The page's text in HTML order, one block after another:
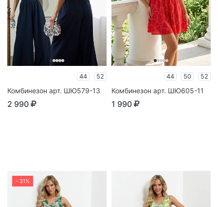
44 52
Комбинезон арт. ШЮ579-13
2 990
44 50 52
Комбинезон арт. ШЮ605-11
1 990
- 31%